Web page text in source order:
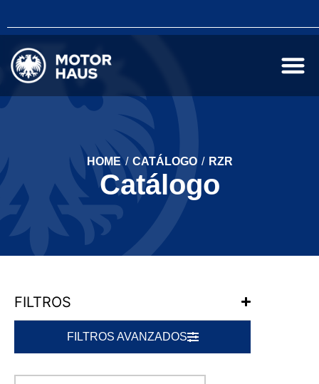
HOME / CATÁLOGO / RZR
Catálogo
FILTROS
FILTROS AVANZADOS